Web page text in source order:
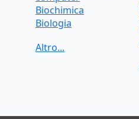
Biochimica
Biologia
CAD, Disegno
Diritto